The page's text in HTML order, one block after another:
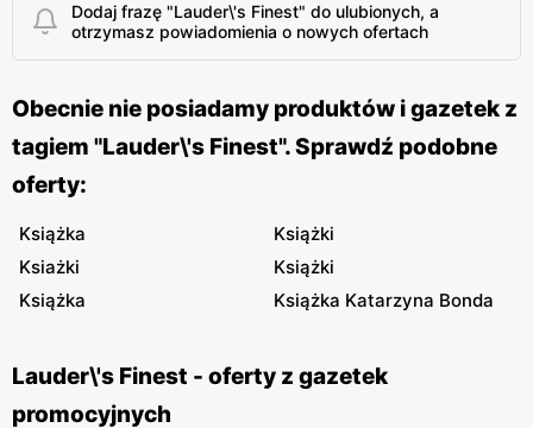
Dodaj frazę "Lauder\'s Finest" do ulubionych, a
otrzymasz powiadomienia o nowych ofertach
Obecnie nie posiadamy produktów i gazetek z
tagiem "Lauder\'s Finest". Sprawdź podobne
oferty:
Książka
Książki
Ksiażki
Książki
Książka
Książka Katarzyna Bonda
Lauder\'s Finest - oferty z gazetek
promocyjnych